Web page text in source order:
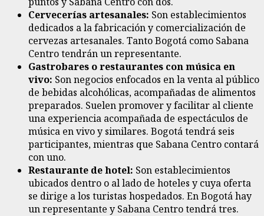
Cervecerías artesanales: Son establecimientos
dedicados a la fabricación y comercialización de
cervezas artesanales. Tanto Bogotá como Sabana
Centro tendrán un representante.
Gastrobares o restaurantes con música en
vivo: Son negocios enfocados en la venta al público
de bebidas alcohólicas, acompañadas de alimentos
preparados. Suelen promover y facilitar al cliente
una experiencia acompañada de espectáculos de
música en vivo y similares. Bogotá tendrá seis
participantes, mientras que Sabana Centro contará
con uno.
Restaurante de hotel: Son establecimientos
ubicados dentro o al lado de hoteles y cuya oferta
se dirige a los turistas hospedados. En Bogotá hay
un representante y Sabana Centro tendrá tres.